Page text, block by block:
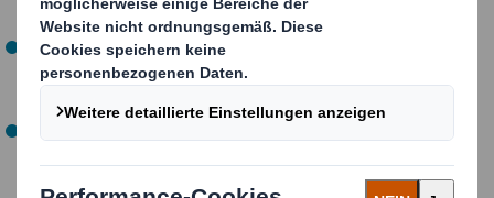
Wir schützen Ihre Produkte mit Verpackungen, die für
Ihre individuellen Bedürfnisse designt wurden und
maßgeschneiderte Verpackung
ist für den
hinweg optimiert.